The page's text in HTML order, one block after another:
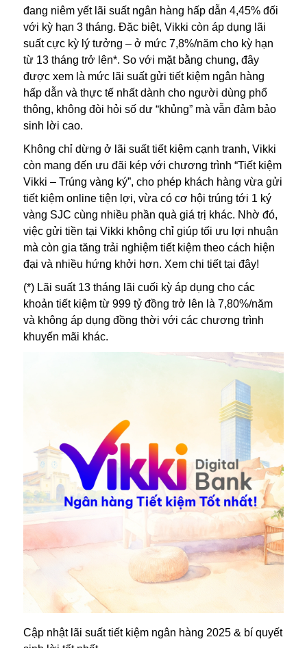
đang niêm yết lãi suất ngân hàng hấp dẫn 4,45% đối
với kỳ hạn 3 tháng. Đặc biệt, Vikki còn áp dụng lãi
suất cực kỳ lý tưởng – ở mức 7,8%/năm cho kỳ hạn
từ 13 tháng trở lên*. So với mặt bằng chung, đây
được xem là mức lãi suất gửi tiết kiệm ngân hàng
hấp dẫn và thực tế nhất dành cho người dùng phổ
thông, không đòi hỏi số dư “khủng” mà vẫn đảm bảo
sinh lời cao.
Không chỉ dừng ở lãi suất tiết kiệm cạnh tranh, Vikki
còn mang đến ưu đãi kép với chương trình “Tiết kiệm
Vikki – Trúng vàng ký”, cho phép khách hàng vừa gửi
tiết kiệm online tiện lợi, vừa có cơ hội trúng tới 1 ký
vàng SJC cùng nhiều phần quà giá trị khác. Nhờ đó,
việc gửi tiền tại Vikki không chỉ giúp tối ưu lợi nhuận
mà còn gia tăng trải nghiệm tiết kiệm theo cách hiện
đại và nhiều hứng khởi hơn. Xem chi tiết tại đây!
(*) Lãi suất 13 tháng lãi cuối kỳ áp dụng cho các
khoản tiết kiệm từ 999 tỷ đồng trở lên là 7,80%/năm
và không áp dụng đồng thời với các chương trình
khuyến mãi khác.
Cập nhật lãi suất tiết kiệm ngân hàng 2025 & bí quyết